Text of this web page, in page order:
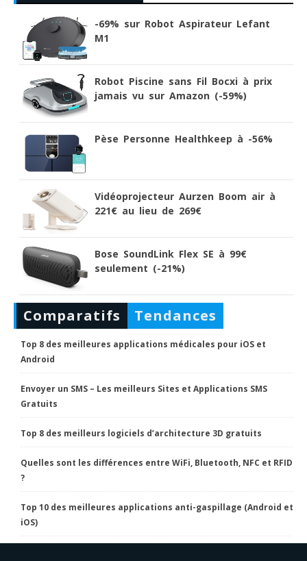
-69% sur Robot Aspirateur Lefant
M1
Robot Piscine sans Fil Bocxi à prix
jamais vu sur Amazon (-59%)
Pèse Personne Healthkeep à -56%
Vidéoprojecteur Aurzen Boom air à
221€ au lieu de 269€
Bose SoundLink Flex SE à 99€
seulement (-21%)
Comparatifs Tendances
Top 8 des meilleures applications médicales pour iOS et
Android
Envoyer un SMS – Les meilleurs Sites et Applications SMS
Gratuits
Top 8 des meilleurs logiciels d’architecture 3D gratuits
Quelles sont les différences entre WiFi, Bluetooth, NFC et RFID
?
Top 10 des meilleures applications anti-gaspillage (Android et
iOS)